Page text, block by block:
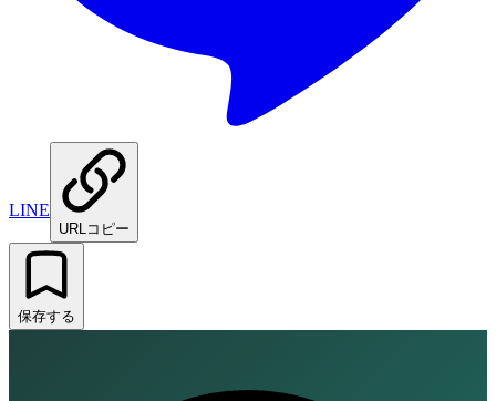
LINE
URLコピー
保存する